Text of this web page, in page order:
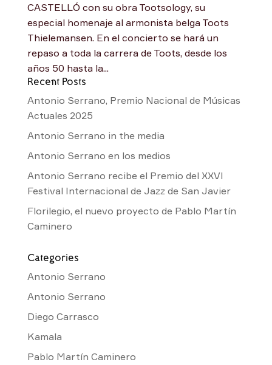
CASTELLÓ con su obra Tootsology, su
especial homenaje al armonista belga Toots
Thielemansen. En el concierto se hará un
repaso a toda la carrera de Toots, desde los
años 50 hasta la...
Recent Posts
Antonio Serrano, Premio Nacional de Músicas
Actuales 2025
Antonio Serrano in the media
Antonio Serrano en los medios
Antonio Serrano recibe el Premio del XXVI
Festival Internacional de Jazz de San Javier
Florilegio, el nuevo proyecto de Pablo Martín
Caminero
Categories
Antonio Serrano
Antonio Serrano
Diego Carrasco
Kamala
Pablo Martín Caminero